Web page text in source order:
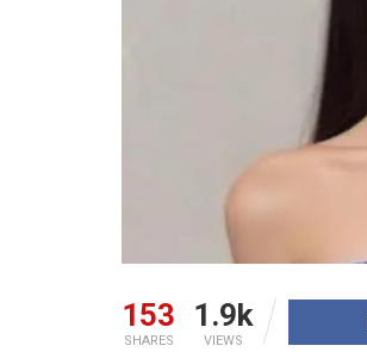
153
SHARES
1.9k
VIEWS